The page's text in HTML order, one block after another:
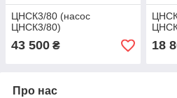
ЦНСК3/80 (насос
ЦНСК3/80)
43 500 ₴ 18
Про нас